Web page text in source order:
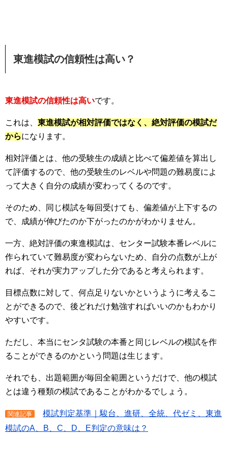
東進模試の信頼性は高い？
東進模試の信頼性は高いです。
これは、 東進模試が相対評価ではなく、絶対評価の模試だ
からになります。
相対評価とは、他の受験生の成績と比べて偏差値を算出し
て評価するので、他の受験生のレベルや問題の難易度によ
って大きく自分の成績が変わってくるのです。
そのため、同じ模試を毎回受けても、偏差値が上下するの
で、成績が伸びたのか下がったのかがわかりません。
一方、絶対評価の東進模試は、センター試験本番レベルに
作られていて難易度が変わらないため、自分の点数が上が
れば、それが実力アップした分であると考えられます。
目標点数に対して、何点足りないかというように考えるこ
とができるので、後どれだけ勉強すればいいのかもわかり
やすいです。
ただし、本当にセンタ試験の本番と同じレベルの模試を作
ることができるのかという問題は生じます。
それでも、出題範囲が毎回全範囲というだけで、他の模試
とは違う種類の模試であることがわかるでしょう。
関連記事
模試判定基準｜駿台、進研、全統、代ゼミ、東進
模試のA、B、C、D、E判定の意味は？